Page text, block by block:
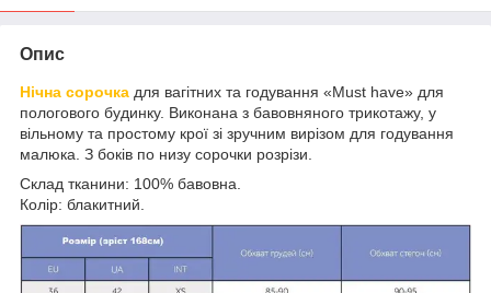
Опис
Нічна сорочка для вагітних та годування «Must have» для
пологового будинку. Виконана з бавовняного трикотажу, у
вільному та простому крої зі зручним вирізом для годування
малюка. З боків по низу сорочки розрізи.
Склад тканини: 100% бавовна.
Колір: блакитний.